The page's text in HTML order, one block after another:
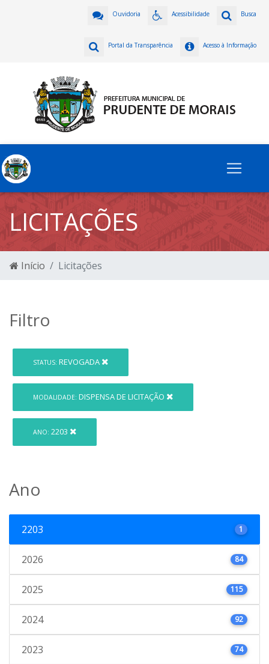
Busca
Acessibilidade
Ouvidoria
Acesso à Informação
Portal da Transparência
LICITAÇÕES
Início Licitações
Filtro
STATUS: REVOGADA
MODALIDADE: DISPENSA DE LICITAÇÃO
ANO: 2203
Ano
2203 1
2026 84
2025 115
2024 92
2023 74